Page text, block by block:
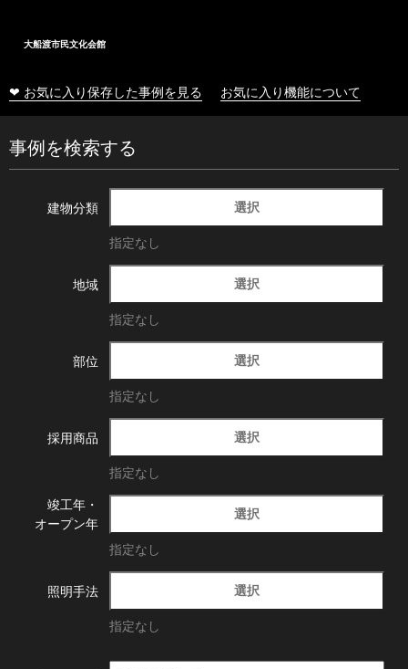
大船渡市民文化会館
❤ お気に入り保存した事例を見る お気に入り機能について
事例を検索する
建物分類 選択
指定なし
地域 選択
指定なし
部位 選択
指定なし
採用商品 選択
指定なし
竣工年・
オープン年
選択
指定なし
照明手法 選択
指定なし